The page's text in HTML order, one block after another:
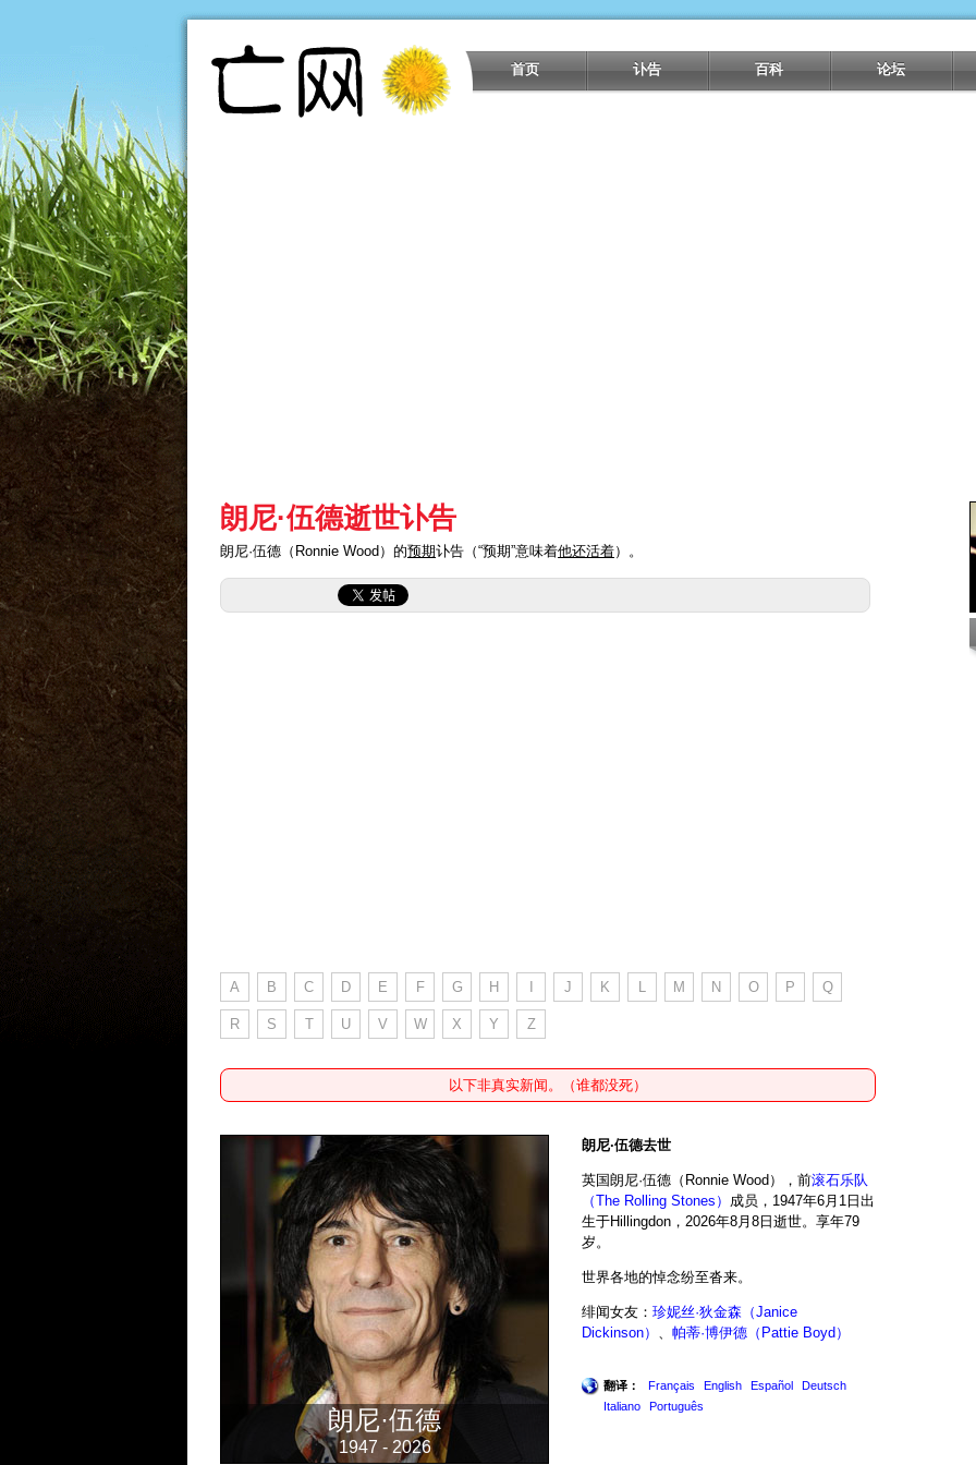
首页 讣告 百科 论坛
朗尼·伍德逝世讣告
朗尼·伍德（Ronnie Wood）的预期讣告（“预期”意味着他还活着）。
A B C D E F G H J K L M N O P Q
R S T U V W X Y Z
以下非真实新闻。（谁都没死）
朗尼·伍德
1947 - 2026
朗尼·伍德去世
英国朗尼·伍德（Ronnie Wood），前滚石乐队
（The Rolling Stones） 成员，1947年6月1日出
生于Hillingdon，2026年8月8日逝世。享年79
岁。
世界各地的悼念纷至沓来。
绯闻女友： 珍妮丝·狄金森（Janice
Dickinson）
帕蒂·博伊德（Pattie Boyd）
翻译： Français English Español
Deutsch
Italiano
Português